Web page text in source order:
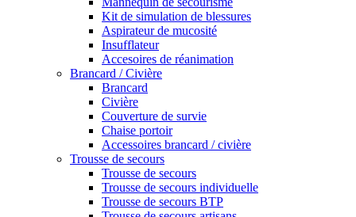
Kit de simulation de blessures
Aspirateur de mucosité
Insufflateur
Accesoires de réanimation
Brancard / Civière
Brancard
Civière
Couverture de survie
Chaise portoir
Accessoires brancard / civière
Trousse de secours
Trousse de secours
Trousse de secours individuelle
Trousse de secours BTP